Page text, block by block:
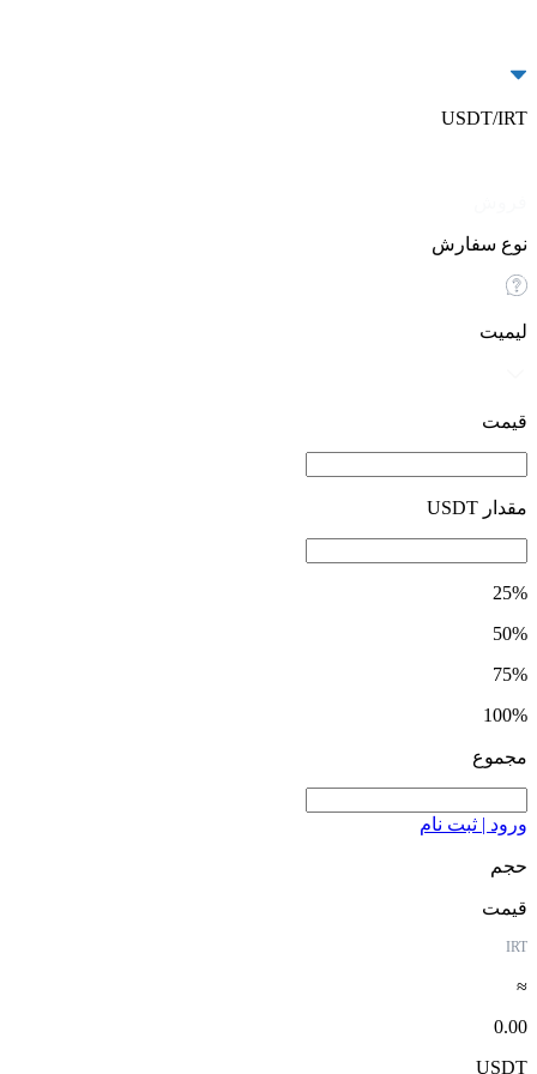
USDT/IRT
نوع سفارش
لیمیت
قیمت
مقدار USDT
25%
50%
75%
100%
مجموع
ورود | ثبت نام
حجم
قیمت
IRT
≈
0.00
USDT